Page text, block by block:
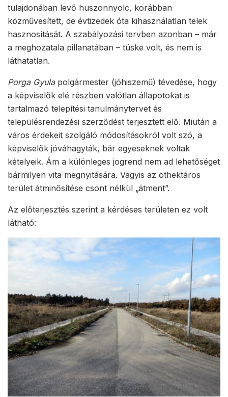
tulajdonában levő huszonnyolc, korábban
közművesített, de évtizedek óta kihasználatlan telek
hasznosítását. A szabályozási tervben azonban – már
a meghozatala pillanatában – tüske volt, és nem is
láthatatlan.
Porga Gyulapolgármester (jóhiszemű) tévedése, hogy
a képviselők elé részben valótlan állapotokat is
tartalmazó telepítési tanulmánytervet és
településrendezési szerződést terjesztett elő. Miután a
város érdekeit szolgáló módosításokról volt szó, a
képviselők jóváhagyták, bár egyeseknek voltak
kételyeik. Ám a különleges jogrend nem ad lehetőséget
bármilyen vita megnyitására. Vagyis az öthektáros
terület átminősítése csont nélkül „átment”.
Az előterjesztés szerint a kérdéses területen ez volt
látható: